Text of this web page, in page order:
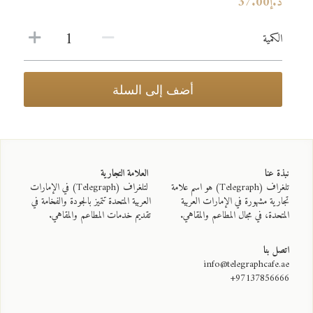
مشروبات باردة - COLD BEVERAGES
القهوة المختصة - SPECIALITY COFFEE
الكمية
أضف إلى السلة
نبذة عنا
المتحدة، في مجال المطاعم والمقاهي.
تقديم خدمات المطاعم والمقاهي.
اتصل بنا
info@telegraphcafe.ae
97137856666+